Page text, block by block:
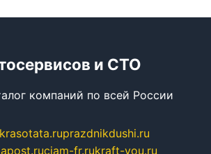
и СТО
компаний по всей России
krasotata.ruprazdnikdushi.ru
ciam-fr.rukraft-you.ru